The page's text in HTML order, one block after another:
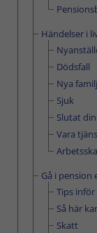
Händelser i
Dödsfall
Nya
Sjuk
Slutat
Vara
Gå i pension
Tips
Så här
Skatt